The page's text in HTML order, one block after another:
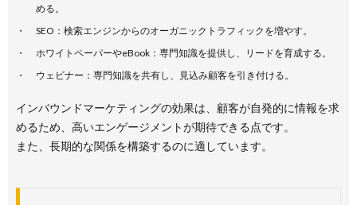
める。
SEO：検索エンジンからのオーガニックトラフィックを増やす。
ホワイトペーパーやeBook：専門知識を提供し、リードを育成する。
ウェビナー：専門知識を共有し、見込み顧客を引き付ける。
インバウンドマーケティングの効果は、顧客が自発的に情報を求
めるため、高いエンゲージメントが期待できる点です。
また、長期的な関係を構築するのに適しています。